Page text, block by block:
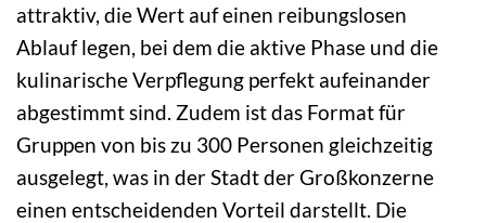
attraktiv, die Wert auf einen reibungslosen
Ablauf legen, bei dem die aktive Phase und die
kulinarische Verpflegung perfekt aufeinander
abgestimmt sind. Zudem ist das Format für
Gruppen von bis zu 300 Personen gleichzeitig
ausgelegt, was in der Stadt der Großkonzerne
einen entscheidenden Vorteil darstellt. Die